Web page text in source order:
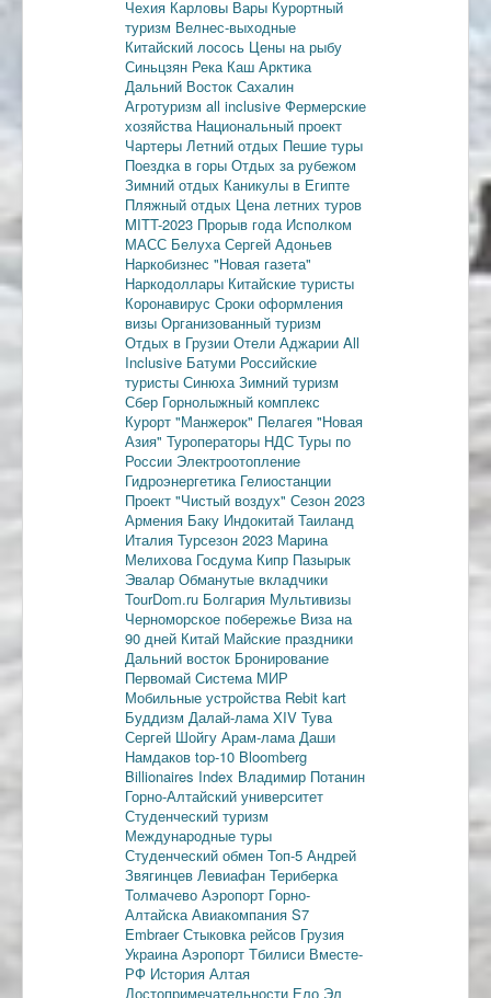
Чехия Карловы Вары Курортный
туризм Велнес-выходные
Китайский лосось Цены на рыбу
Синьцзян Река Каш Арктика
Дальний Восток Сахалин
Агротуризм all inclusive Фермерские
хозяйства Национальный проект
Чартеры Летний отдых Пешие туры
Поездка в горы Отдых за рубежом
Зимний отдых Каникулы в Египте
Пляжный отдых Цена летних туров
MITT-2023 Прорыв года Исполком
МАСС Белуха Сергей Адоньев
Наркобизнес "Новая газета"
Наркодоллары Китайские туристы
Коронавирус Сроки оформления
визы Организованный туризм
Отдых в Грузии Отели Аджарии All
Inclusive Батуми Российские
туристы Синюха Зимний туризм
Сбер Горнолыжный комплекс
Курорт "Манжерок" Пелагея "Новая
Азия" Туроператоры НДС Туры по
России Электроотопление
Гидроэнергетика Гелиостанции
Проект "Чистый воздух" Сезон 2023
Армения Баку Индокитай Таиланд
Италия Турсезон 2023 Марина
Мелихова Госдума Кипр Пазырык
Эвалар Обманутые вкладчики
TourDom.ru Болгария Мультивизы
Черноморское побережье Виза на
90 дней Китай Майские праздники
Дальний восток Бронирование
Первомай Система МИР
Мобильные устройства Rebit kart
Буддизм Далай-лама XIV Тува
Сергей Шойгу Арам-лама Даши
Намдаков top-10 Bloomberg
Billionaires Index Владимир Потанин
Горно-Алтайский университет
Студенческий туризм
Международные туры
Студенческий обмен Топ-5 Андрей
Звягинцев Левиафан Териберка
Толмачево Аэропорт Горно-
Алтайска Авиакомпания S7
EmbraerСтыковка рейсов Грузия
Украина Аэропорт Тбилиси Вместе-
РФ История Алтая
Достопримечательности Ело Эл